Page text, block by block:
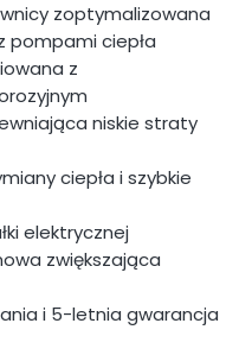
zoptymalizowana
pompami ciepła
z
niskie straty
ciepła i szybkie
elektrycznej
zwiększająca
i 5-letnia gwarancja